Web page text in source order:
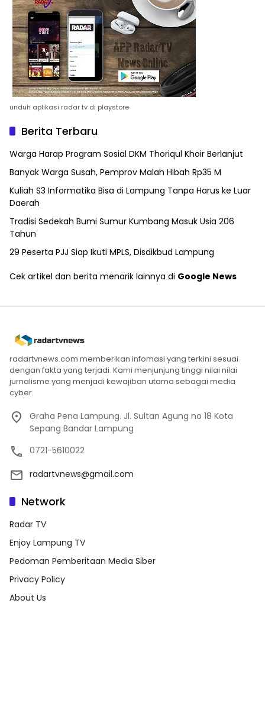
unduh aplikasi radar tv di playstore
Berita Terbaru
Warga Harap Program Sosial DKM Thoriqul Khoir Berlanjut
Banyak Warga Susah, Pemprov Malah Hibah Rp35 M
Kuliah S3 Informatika Bisa di Lampung Tanpa Harus ke Luar
Daerah
Tradisi Sedekah Bumi Sumur Kumbang Masuk Usia 206
Tahun
29 Peserta PJJ Siap Ikuti MPLS, Disdikbud Lampung
Cek artikel dan berita menarik lainnya di Google News
radartvnews.com memberikan infomasi yang terkini sesuai
dengan fakta yang terjadi. Kami menjunjung tinggi nilai nilai
jurnalisme yang menjadi kewajiban utama sebagai media
cyber.
Graha Pena Lampung. Jl. Sultan Agung no 18 Kota
Sepang Bandar Lampung
0721-5610022
radartvnews@gmail.com
Network
Radar TV
Enjoy Lampung TV
Pedoman Pemberitaan Media Siber
Privacy Policy
About Us